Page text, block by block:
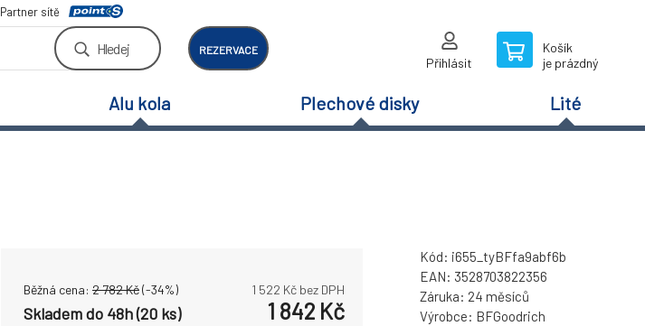
Partner sítě
Hledej REZERVACE
Přihlásit
Košík
je prázdný
Alu kola Plechové disky Lité
Běžná cena: 2 782Kč(-34%) 1 522 Kč bez DPH
Skladem do 48h (20 ks) 1 842 Kč
Kód: i655_tyBFfa9abf6b
EAN: 3528703822356
Záruka: 24 měsíců
Výrobce: BFGoodrich